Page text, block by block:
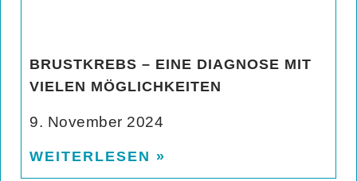
BRUSTKREBS – EINE DIAGNOSE MIT
VIELEN MÖGLICHKEITEN
9. November 2024
WEITERLESEN »